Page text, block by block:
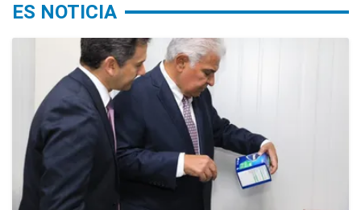
ES NOTICIA